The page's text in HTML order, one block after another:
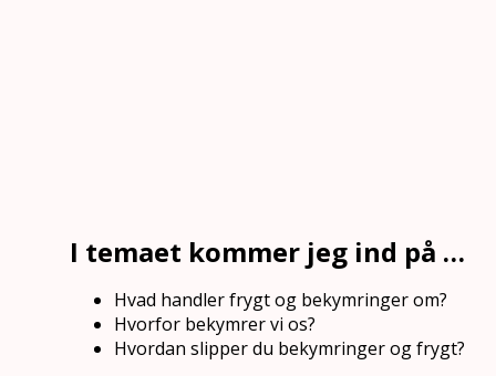
I temaet kommer jeg ind på …
Hvad handler frygt og bekymringer om?
Hvorfor bekymrer vi os?
Hvordan slipper du bekymringer og frygt?